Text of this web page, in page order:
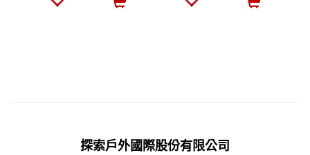
探索戶外國際股份有限公司